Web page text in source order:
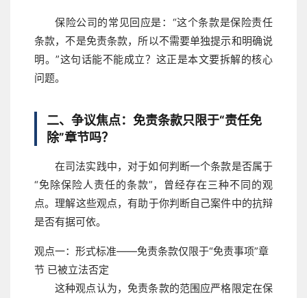
保险公司的常见回应是：“这个条款是保险责任
条款，不是免责条款，所以不需要单独提示和明确说
明。”这句话能不能成立？这正是本文要拆解的核心
问题。
二、争议焦点：免责条款只限于“责任免
除”章节吗？
在司法实践中，对于如何判断一个条款是否属于
“免除保险人责任的条款”，曾经存在三种不同的观
点。理解这些观点，有助于你判断自己案件中的抗辩
是否有据可依。
观点一：形式标准——免责条款仅限于“免责事项”章
节 已被立法否定
这种观点认为，免责条款的范围应严格限定在保